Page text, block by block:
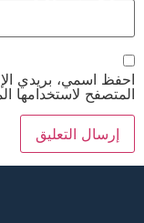
احفظ اسمي، بريدي
المتصفح لاستخدامها